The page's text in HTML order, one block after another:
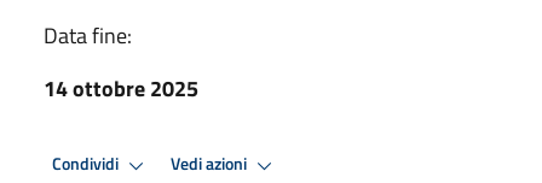
Data fine:
14 ottobre 2025
Condividi Vedi azioni